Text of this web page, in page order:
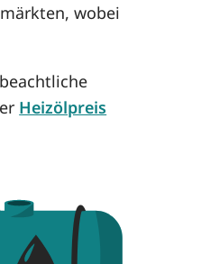
wobei
Heizölpreis